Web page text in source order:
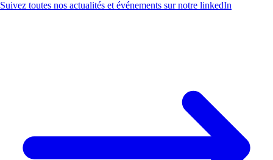
Suivez toutes nos actualités et événements sur notre linkedIn